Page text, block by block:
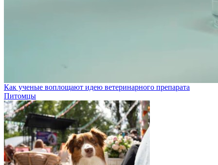
Как ученые воплощают идею ветеринарного препарата
Питомцы